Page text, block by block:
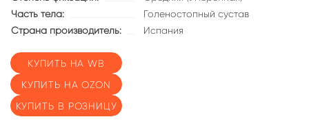
Часть тела:
Голеностопный сустав
Страна производитель:
Испания
КУПИТЬ НА WB
КУПИТЬ НА OZON
КУПИТЬ В РОЗНИЦУ